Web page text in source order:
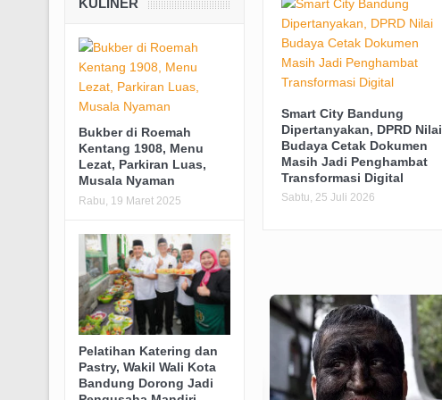
Smart City Bandung
Dipertanyakan, DPRD Nilai
Budaya Cetak Dokumen
Masih Jadi Penghambat
Transformasi Digital
Sabtu, 25 Juli 2026
Bukber di Roemah
Kentang 1908, Menu
Lezat, Parkiran Luas,
Musala Nyaman
Rabu, 19 Maret 2025
Pelatihan Katering dan
Pastry, Wakil Wali Kota
Bandung Dorong Jadi